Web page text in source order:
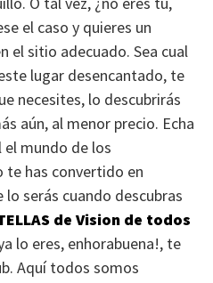
el caso y quieres un
el sitio adecuado. Sea cual
lugar desencantado, te
necesites, lo descubrirás
aún, al menor precio. Echa
mundo de los
te has convertido en
serás cuando descubras
de Vision de todos
lo eres, enhorabuena!, te
Aquí todos somos